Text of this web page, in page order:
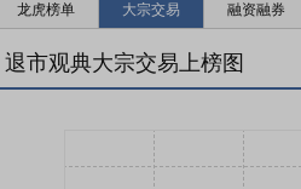
龙虎榜单 大宗交易 融资融券
退市观典大宗交易上榜图